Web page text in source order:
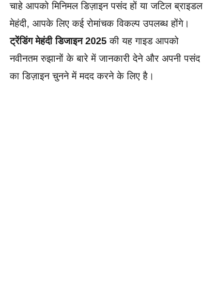
चाहे आपको मिनिमल डिज़ाइन पसंद हों या जटिल ब्राइडल
मेहंदी, आपके लिए कई रोमांचक विकल्प उपलब्ध होंगे।
ट्रेंडिंग मेहंदी डिजाइन 2025 की यह गाइड आपको
नवीनतम रुझानों के बारे में जानकारी देने और अपनी पसंद
का डिज़ाइन चुनने में मदद करने के लिए है।